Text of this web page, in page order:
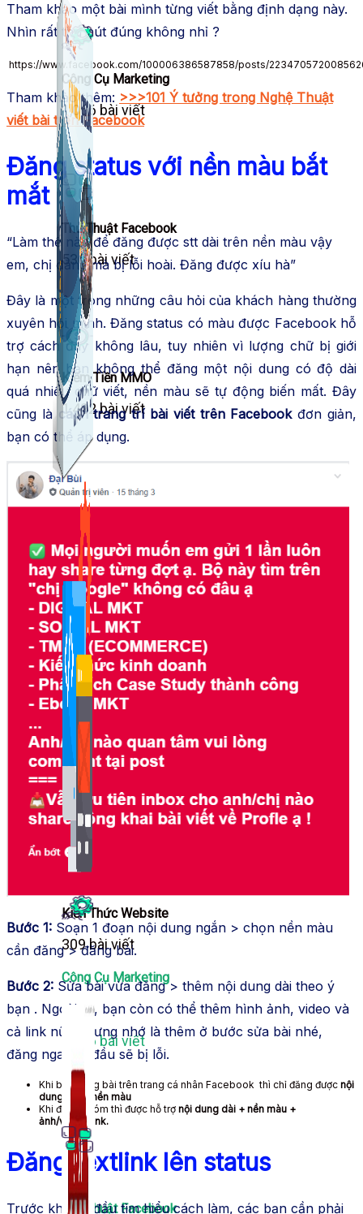
Công Cụ Marketing
1,066 bài viết
Thủ Thuật Facebook
536 bài viết
Kiếm Tiền MMO
1,422 bài viết
Kiến Thức Website
309 bài viết
Combo Special
Combo 3 phần mềm tự chọn: chương trình bán hàng
mà ATPTeam triển khai.
Xem thêm phần mềm khác
Xem thêm phần mềm khác
Bảng Giá
Thanh Toán
Kiến Thức Marketing
Công Cụ Marketing
1,066 bài viết
Thủ Thuật Facebook
Tham khảo một bài mình từng viết bằng định dạng này.
Nhìn rất thu hút đúng không nhỉ ?
https://www.facebook.com/100006386587858/posts/
Tham khảo thêm: >>>101 Ý tưởng trong Nghệ Thuật
viết bài trên Facebook
Đăng status với nền màu bắt
mắt
“Làm thế nào để đăng được stt dài trên nền màu vậy
em, chị đăng mà bị lỗi hoài. Đăng được xíu hà”
Đây là một trong những câu hỏi của khách hàng thường
xuyên hỏi mình. Đăng status có màu được Facebook hỗ
trợ cách đây không lâu, tuy nhiên vì lượng chữ bị giới
hạn nên bạn không thể đăng một nội dung có độ dài
quá nhiều chữ viết, nền màu sẽ tự động biến mất. Đây
cũng làcách trang trí bài viết trên Facebookđơn giản,
bạn có thể áp dụng.
Bước 1: Soạn 1 đoạn nội dung ngắn > chọn nền màu
cần đăng > đăng bài.
Bước 2: Sửa bài vừa đăng > thêm nội dung dài theo ý
bạn . Ngoài ra, bạn còn có thể thêm hình ảnh, video và
cả link nữa nhưng nhớ là thêm ở bước sửa bài nhé,
đăng ngay từ đầu sẽ bị lỗi.
Khi bạn đăng bài trên trang cá nhân Facebook thì chỉ đăng được nội
dung dài + nền màu
Khi đăng nhóm thì được hỗ trợ nội dung dài + nền màu +
ảnh/video/link.
Đăng textlink lên status
Trước khi bắt đầu tìm hiểu cách làm, các bạn cần phải